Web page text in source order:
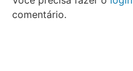
comentário.